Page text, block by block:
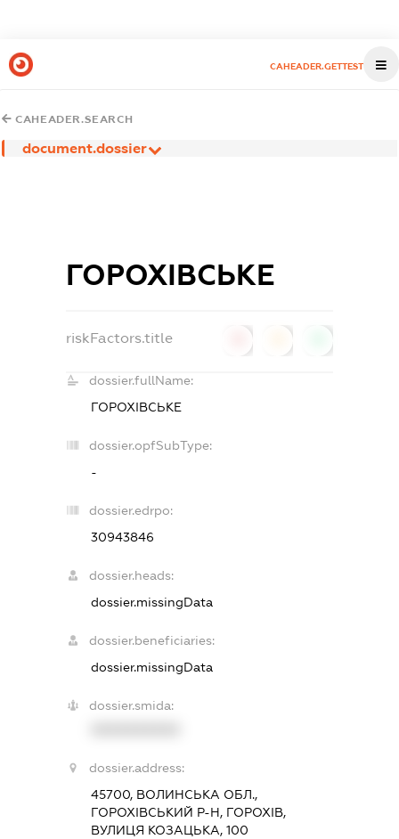
CAHEADER.GETTEST
CAHEADER.SEARCH
document.dossier
ГОРОХІВСЬКЕ
riskFactors.title
dossier.fullName:
ГОРОХІВСЬКЕ
dossier.opfSubType:
-
dossier.edrpo:
30943846
dossier.heads:
dossier.missingData
dossier.beneficiaries:
dossier.missingData
dossier.smida:
dossier.address:
45700, ВОЛИНСЬКА ОБЛ.,
ГОРОХІВСЬКИЙ Р-Н, ГОРОХІВ,
ВУЛИЦЯ КОЗАЦЬКА, 100